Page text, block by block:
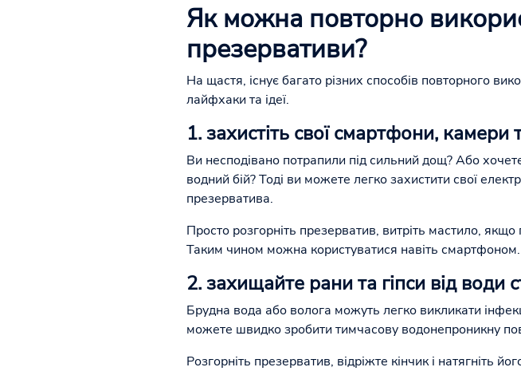
Як можна повторно
презервативи?
На щастя, існує багато різних способів повторного
лайфхаки та ідеї.
1. захистіть свої смартфони, камери
Ви несподівано потрапили під сильний дощ? Або
водний бій? Тоді ви можете легко захистити свої
презерватива.
Просто розгорніть презерватив, витріть мастило,
Таким чином можна користуватися навіть смартфоном.
2. захищайте рани та гіпси від
Брудна вода або волога можуть легко викликати
можете швидко зробити тимчасову водонепроникну
Розгорніть презерватив, відріжте кінчик і натягніть